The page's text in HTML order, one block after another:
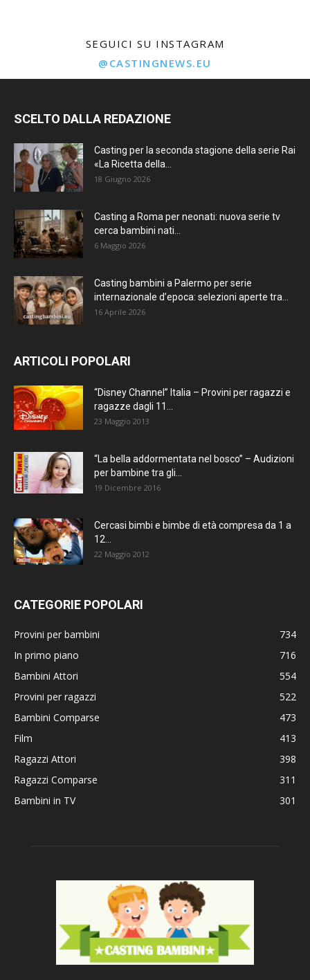
SEGUICI SU INSTAGRAM
@CASTINGNEWS.EU
SCELTO DALLA REDAZIONE
Casting per la seconda stagione della serie Rai
«La Ricetta della...
18 Giugno 2026
Casting a Roma per neonati: nuova serie tv
cerca bambini nati...
6 Maggio 2026
Casting bambini a Palermo per serie
internazionale d’epoca: selezioni aperte tra...
16 Aprile 2026
ARTICOLI POPOLARI
“Disney Channel” Italia – Provini per ragazzi e
ragazze dagli 11...
23 Maggio 2013
“La bella addormentata nel bosco” – Audizioni
per bambine tra gli...
19 Dicembre 2016
Cercasi bimbi e bimbe di età compresa da 1 a
12...
22 Maggio 2012
CATEGORIE POPOLARI
Provini per bambini
734
In primo piano
716
Bambini Attori
554
Provini per ragazzi
522
Bambini Comparse
473
Film
413
Ragazzi Attori
398
Ragazzi Comparse
311
Bambini in TV
301